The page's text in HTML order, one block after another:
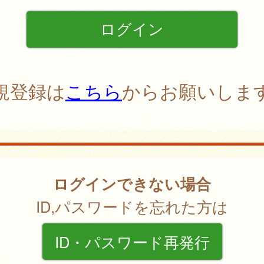
登録はこちらからお願いしま
ログインできない場合
ID,パスワードを忘れた方は
ID・パスワード再発行